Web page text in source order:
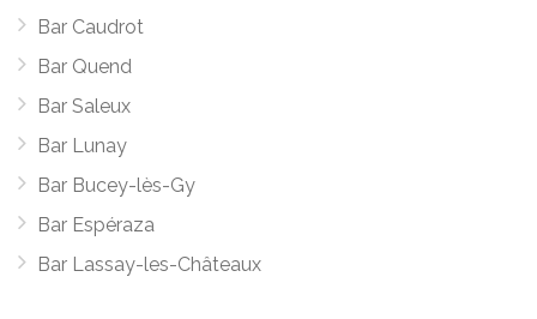
Bar Caudrot
Bar Quend
Bar Saleux
Bar Lunay
Bar Bucey-lès-Gy
Bar Espéraza
Bar Lassay-les-Châteaux